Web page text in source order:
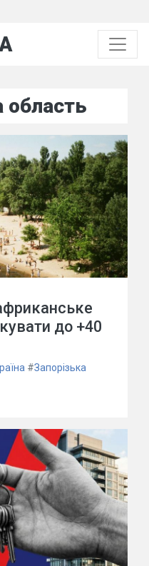
до +40
#Запорізька